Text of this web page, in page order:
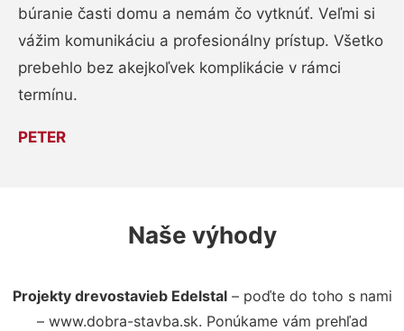
búranie časti domu a nemám čo vytknúť. Veľmi si
vážim komunikáciu a profesionálny prístup. Všetko
prebehlo bez akejkoľvek komplikácie v rámci
termínu.
PETER
Naše výhody
Projekty drevostavieb Edelstal– poďte do toho s nami
– www.dobra-stavba.sk. Ponúkame vám prehľad